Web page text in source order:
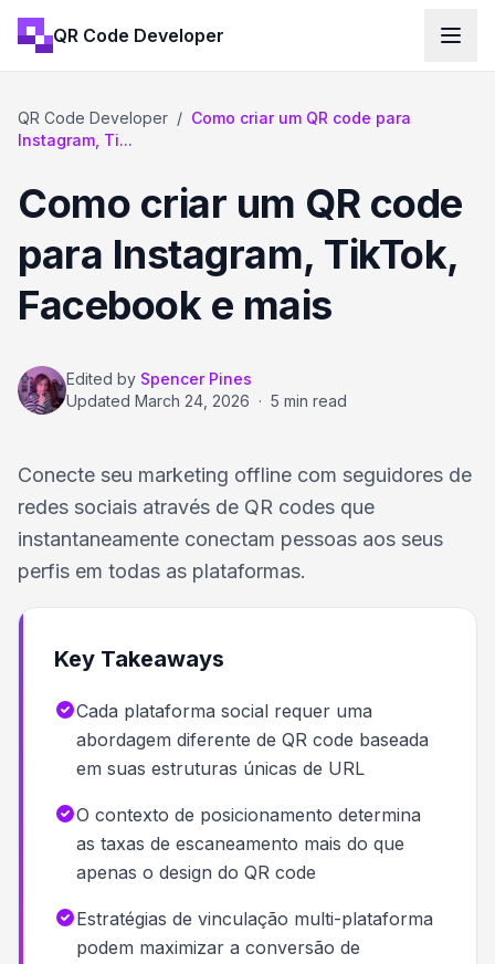
QR Code Developer
QR Code Developer / Como criar um QR code para
Instagram, Ti...
Como criar um QR code
para Instagram, TikTok,
Facebook e mais
Edited by Spencer Pines
Updated March 24, 2026 · 5 min read
Conecte seu marketing offline com seguidores de
redes sociais através de QR codes que
instantaneamente conectam pessoas aos seus
perfis em todas as plataformas.
Key Takeaways
Cada plataforma social requer uma
abordagem diferente de QR code baseada
em suas estruturas únicas de URL
O contexto de posicionamento determina
as taxas de escaneamento mais do que
apenas o design do QR code
Estratégias de vinculação multi-plataforma
podem maximizar a conversão de